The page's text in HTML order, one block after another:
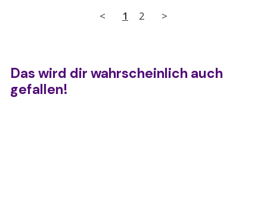
< 1 2 >
Das wird dir wahrscheinlich auch
gefallen!